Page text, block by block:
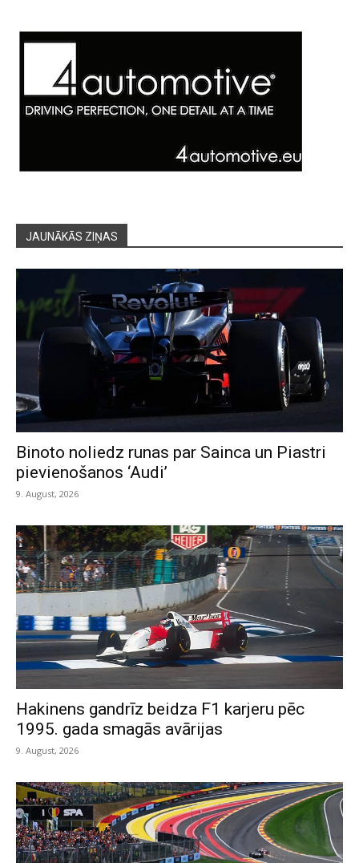
JAUNĀKĀS ZIŅAS
Binoto noliedz runas par Sainca un Piastri
pievienošanos ‘Audi’
9. August, 2026
Hakinens gandrīz beidza F1 karjeru pēc
1995. gada smagās avārijas
9. August, 2026